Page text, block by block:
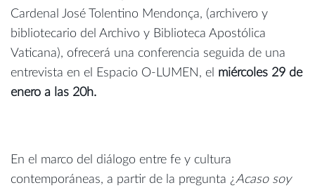
Cardenal José Tolentino Mendonça, (archivero y
bibliotecario del Archivo y Biblioteca Apostólica
Vaticana), ofrecerá una conferencia seguida de una
entrevista en el Espacio O-LUMEN, el miércoles 29 de
enero a las 20h.
En el marco del diálogo entre fe y cultura
contemporáneas, a partir de la pregunta ¿Acaso soy